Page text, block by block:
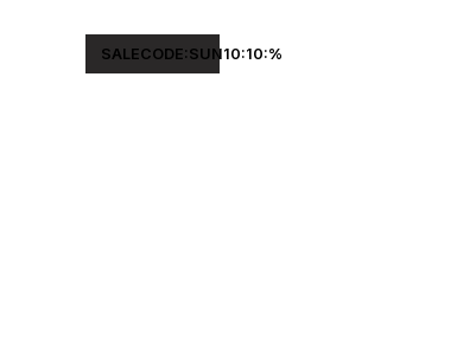
SALECODE:SUN10:10:%